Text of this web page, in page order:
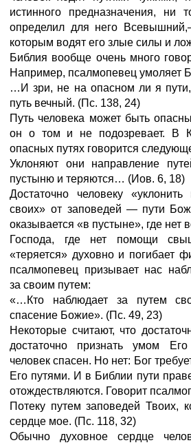
истинного предназначения, ни
определил для него
которым водят его злые силы и
Библия вообще очень много
Например, псалмопевец умоляет
…И зри, не на опасном ли я
путь вечный. (Пс. 138, 24)
Путь человека может быть
он о том и не подозревает. В
опасных путях говорится
Уклоняют они направление
пустыню и теряются… (Иов. 6, 18)
Достаточно человеку
своих» от заповедей — пути
оказывается «в пустыне», где нет
Господа, где нет помощи
«теряется» духовно и погибает
псалмопевец призывает нас
за своим путем:
«…Кто наблюдает за путем
спасение Божие». (Пс. 49, 23)
Некоторые считают, что
достаточно признать умом
человек спасен. Но нет: Бог
Его путями. И в Библии пути
отождествляются. Говорит
Потеку путем заповедей Твоих,
сердце мое. (Пс. 118, 32)
Обычно духовное сердце